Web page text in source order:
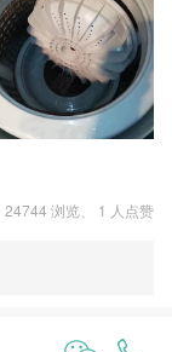
24744 浏览、 1 人点赞